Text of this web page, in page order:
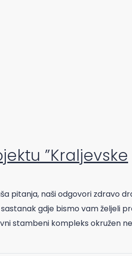
”Kraljevske
pitanja, naši odgovori zdravo
gdje bismo vam željeli
stambeni kompleks okružen